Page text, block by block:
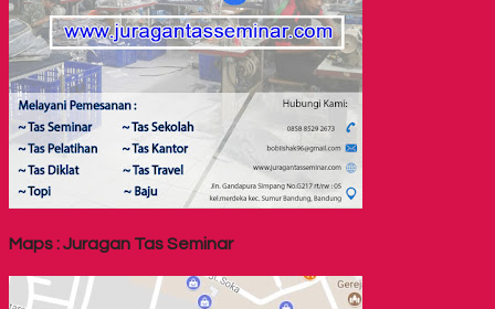
Maps : Juragan Tas Seminar